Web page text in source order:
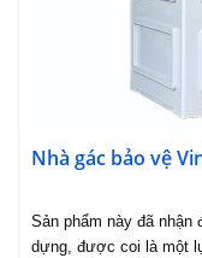
Nhà gác bảo vệ
Sản phẩm này đã
dựng, được coi là một